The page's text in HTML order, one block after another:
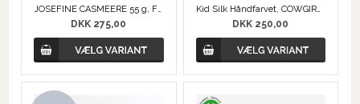
JOSEFINE CASMEERE 55 g, Fredsminde Unika Design
DKK 275,00
Kid Silk Håndfarvet, COWGIRLBLUES
DKK 250,00